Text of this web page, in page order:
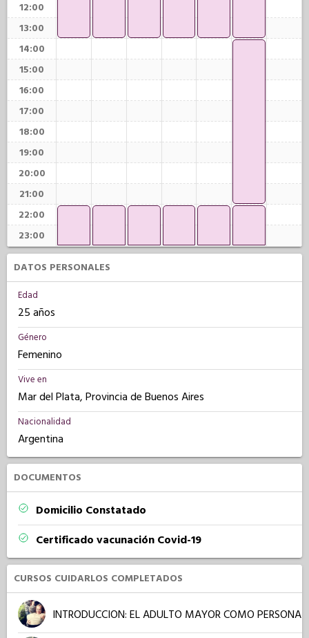
12:00
13:00
14:00
15:00
16:00
17:00
18:00
19:00
20:00
21:00
22:00
23:00
DATOS PERSONALES
Edad
25 años
Género
Femenino
Vive en
Mar del Plata, Provincia de Buenos Aires
Nacionalidad
Argentina
DOCUMENTOS
Domicilio Constatado
Certificado vacunación Covid-19
CURSOS CUIDARLOS COMPLETADOS
INTRODUCCION: EL ADULTO MAYOR COMO PERSONA